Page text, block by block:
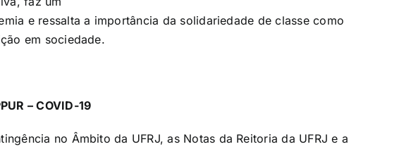
e ressalta a importância da solidariedade de classe como
em sociedade.
– COVID-19
no Âmbito da UFRJ, as Notas da Reitoria da UFRJ e a